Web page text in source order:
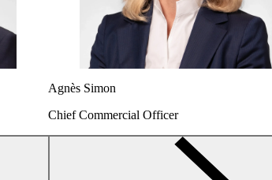
Agnès Simon
Chief Commercial Officer